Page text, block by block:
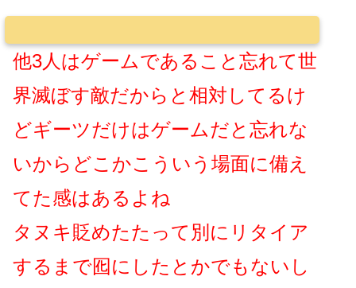
他3人はゲームであること忘れて世
界滅ぼす敵だからと相対してるけ
どギーツだけはゲームだと忘れな
いからどこかこういう場面に備え
てた感はあるよね
タヌキ貶めたたって別にリタイア
するまで囮にしたとかでもないし